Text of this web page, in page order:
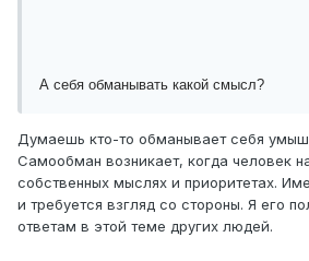
А себя обманывать какой смысл?
Думаешь кто-то обманывает себя
Самообман возникает, когда человек
собственных мыслях и приоритетах.
и требуется взгляд со стороны. Я его
ответам в этой теме других людей.